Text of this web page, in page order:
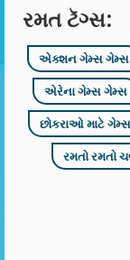
રમત ટૅગ્સ:
એક્શન ગેમ્સ ગેમ્સ
એરેના ગેમ્સ ગેમ્સ
છોકરાઓ માટે
રમતો રમતો